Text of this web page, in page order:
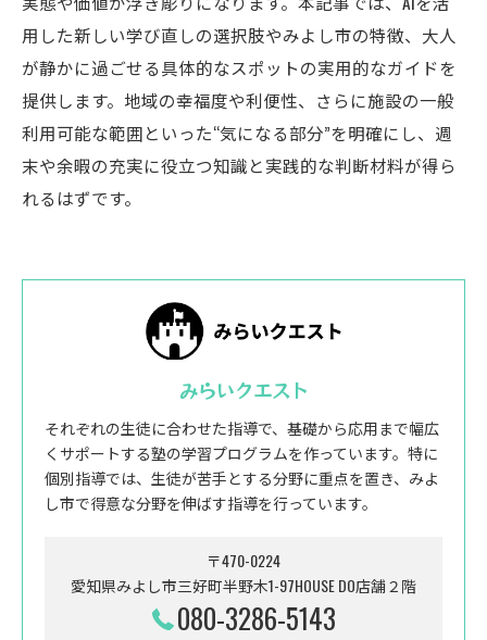
用した新しい学び直しの選択肢やみよし市の特徴、大人
が静かに過ごせる具体的なスポットの実用的なガイドを
提供します。地域の幸福度や利便性、さらに施設の一般
利用可能な範囲といった“気になる部分”を明確にし、週
末や余暇の充実に役立つ知識と実践的な判断材料が得ら
れるはずです。
みらいクエスト
それぞれの生徒に合わせた指導で、基礎から応用まで幅広
くサポートする塾の学習プログラムを作っています。特に
個別指導では、生徒が苦手とする分野に重点を置き、みよ
し市で得意な分野を伸ばす指導を行っています。
〒470-0224
愛知県みよし市三好町半野木1-97HOUSE DO店舗２階
080-3286-5143